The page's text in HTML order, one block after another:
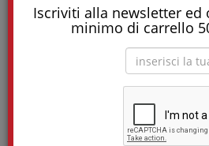
Iscriviti alla newsletter
minimo di carrello
Materasso Nuvola 2.0